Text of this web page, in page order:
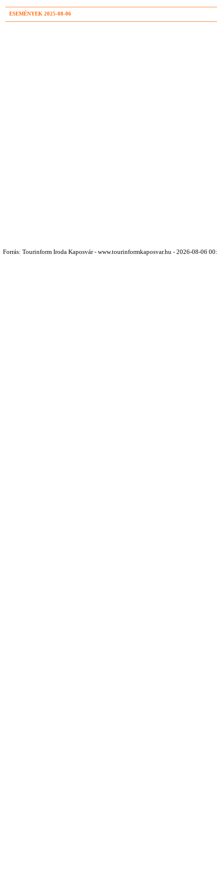
ESEMÉNYEK 2025-08-06
Forrás: Tourinform Iroda Kaposvár - www.tourinformkaposvar.hu - 2026-08-06